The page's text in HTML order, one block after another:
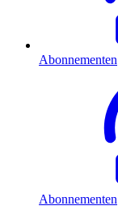
Abonnementen
Abonnementen